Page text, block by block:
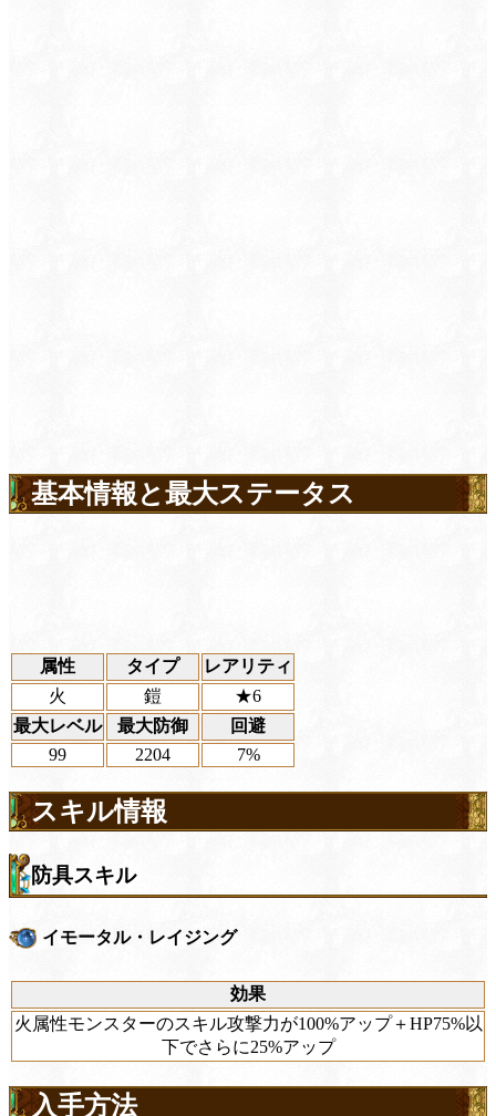
基本情報と最大ステータス
属性 タイプ
レアリティ
火
鎧
★6
最大レベル
最大防御
回避
99
2204 7%
スキル情報
防具スキル
イモータル・レイジング
効果
火属性モンスターのスキル攻撃力が100%アップ＋HP75%以
下でさらに25%アップ
入手方法